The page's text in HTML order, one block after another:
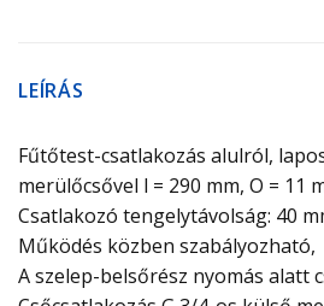
LEÍRÁS
Fűtőtest-csatlakozás alulról,
merülőcsővel l = 290 mm, O = 11
Csatlakozó tengelytávolság: 40
Működés közben szabályozható,
A szelep-belsőrész nyomás alatt